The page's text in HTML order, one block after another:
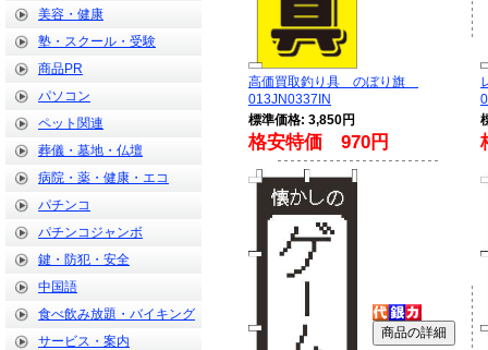
美容・健康
塾・スクール・受験
商品PR
パソコン
ペット関連
葬儀・墓地・仏壇
病院・薬・健康・エコ
パチンコ
パチンコジャンボ
鍵・防犯・安全
中国語
食べ飲み放題・バイキング
サービス・案内
高価買取釣り具 のぼり旗
013JN0337IN
標準価格: 3,850円
格安特価 970円